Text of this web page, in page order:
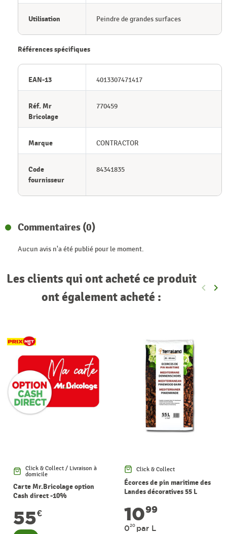
Utilisation Peindre de grandes surfaces
Références spécifiques
EAN-13 4013307471417
Réf. Mr
Bricolage
770459
Marque CONTRACTOR
Code
fournisseur
84341835
Commentaires (0)
Aucun avis n'a été publié pour le moment.
Les clients qui ont acheté ce produit
ont également acheté :
keyboard_arrow_left keyboard_arrow_right
Click & Collect / Livraison à
domicile
Carte Mr.Bricolage option
Cash direct -10%
55€
Click & Collect
Écorces de pin maritime des
Landes décoratives 55 L
1099
020 par L